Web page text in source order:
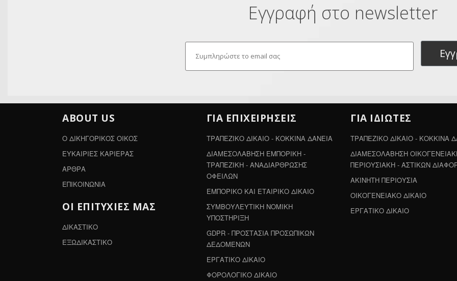
Εγγραφή στο newsletter
ABOUT US
Ο ΔΙΚΗΓΟΡΙΚΟΣ ΟΙΚΟΣ
ΕΥΚΑΙΡΙΕΣ ΚΑΡΙΕΡΑΣ
ΑΡΘΡΑ
ΕΠΙΚΟΙΝΩΝΙΑ
ΟΙ ΕΠΙΤΥΧΙΕΣ ΜΑΣ
ΔΙΚΑΣΤΙΚΟ
ΕΞΩΔΙΚΑΣΤΙΚΟ
ΓΙΑ ΕΠΙΧΕΙΡΗΣΕΙΣ
ΤΡΑΠΕΖΙΚΟ ΔΙΚΑΙΟ - ΚΟΚΚΙΝΑ ΔΑΝΕΙΑ
ΔΙΑΜΕΣΟΛΑΒΗΣΗ ΕΜΠΟΡΙΚΗ -
ΤΡΑΠΕΖΙΚΗ - ΑΝΑΔΙΑΡΘΡΩΣΗΣ
ΟΦΕΙΛΩΝ
ΕΜΠΟΡΙΚΟ ΚΑΙ ΕΤΑΙΡΙΚΟ ΔΙΚΑΙΟ
ΣΥΜΒΟΥΛΕΥΤΙΚΗ ΝΟΜΙΚΗ
ΥΠΟΣΤΗΡΙΞΗ
GDPR - ΠΡΟΣΤΑΣΙΑ ΠΡΟΣΩΠΙΚΩΝ
ΔΕΔΟΜΕΝΩΝ
ΕΡΓΑΤΙΚΟ ΔΙΚΑΙΟ
ΦΟΡΟΛΟΓΙΚΟ ΔΙΚΑΙΟ
ΓΙΑ ΙΔΙΩΤΕΣ
ΤΡΑΠΕΖΙΚΟ ΔΙΚΑΙΟ - ΚΟΚΚΙΝΑ
ΔΙΑΜΕΣΟΛΑΒΗΣΗ
ΠΕΡΙΟΥΣΙΑΚΗ - ΑΣΤΙΚΩΝ
ΑΚΙΝΗΤΗ ΠΕΡΙΟΥΣΙΑ
ΟΙΚΟΓΕΝΕΙΑΚΟ ΔΙΚΑΙΟ
ΕΡΓΑΤΙΚΟ ΔΙΚΑΙΟ